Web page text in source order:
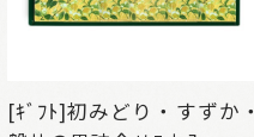
[ｷﾞﾌﾄ]初みどり・すずか・